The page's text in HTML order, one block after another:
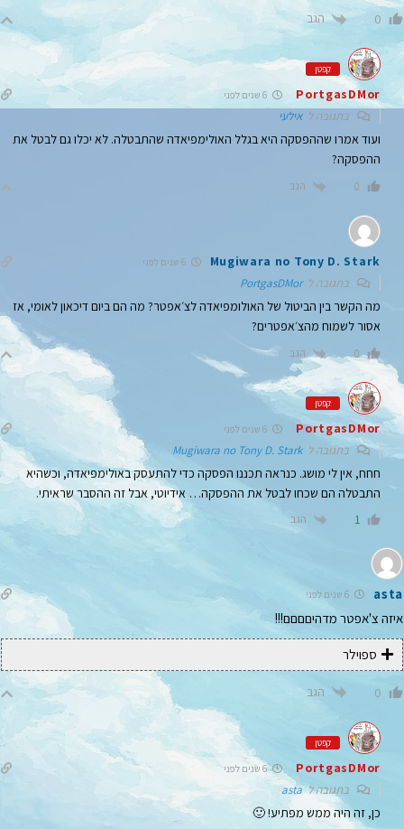
0 הגב
קפטן
PortgasDMor
בתגובה לאילעי
ועוד אמרו שההפסקה היא בגלל האולימפיאדה שהתבטלה. לא יכלו גם לבטל את
ההפסקה?
0 הגב
Mugiwara no Tony D. Stark 6 שנים לפני
בתגובה לPortgasDMor
מה הקשר בין הביטול של האולומפיאדה לצ׳אפטר? מה הם ביום דיכאון לאומי, אז
אסור לשמוח מהצ׳אפטרים?
0 הגב
קפטן
PortgasDMor
בתגובה לMugiwara no Tony D. Stark
חחח, אין לי מושג. כנראה תכננו הפסקה כדי להתעסק באולימפיאדה, וכשהיא
התבטלה הם שכחו לבטל את ההפסקה… אידיוטי, אבל זה ההסבר שראיתי.
1 הגב
asta
איזה צ'אפטר מדהיםםםם!!!
ספוילר
0 הגב
קפטן
PortgasDMor 6 שנים לפני
בתגובה לasta
כן, זה היה ממש מפתיע! 🙂